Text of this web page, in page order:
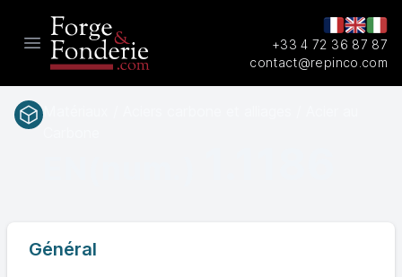
Open main menu
+33 4 72 36 87 87
contact@repinco.com
Général